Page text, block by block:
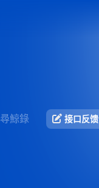
鯨錄 接口反馈